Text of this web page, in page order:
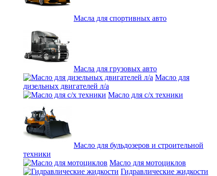
Масла для спортивных авто
Масла для грузовых авто
Масло для
дизельных двигателей л/а
Масло для с/х техники
Масло для бульдозеров и строительной
техники
Масло для мотоциклов
Гидравлические жидкости